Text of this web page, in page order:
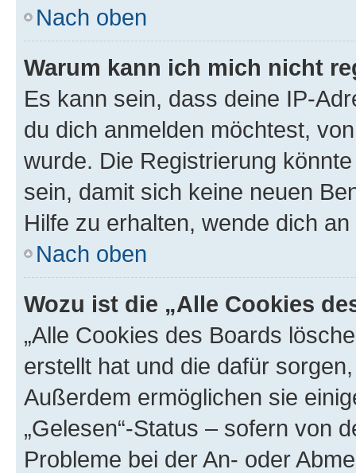
Nach oben
Warum kann ich mich nicht
Es kann sein, dass deine IP-
du dich anmelden möchtest,
wurde. Die Registrierung
sein, damit sich keine neuen
Hilfe zu erhalten, wende dich
Nach oben
Wozu ist die „Alle Cookies
„Alle Cookies des Boards
erstellt hat und die dafür
Außerdem ermöglichen sie
„Gelesen“-Status – sofern von
Probleme bei der An- oder